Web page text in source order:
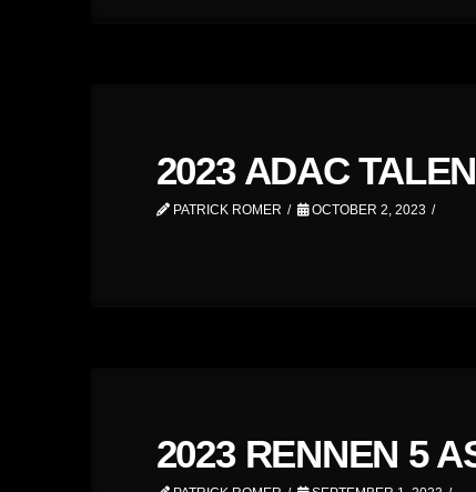
2023 ADAC
PATRICK ROMER OCTOBER 2, 2023
2023 RENNEN 5